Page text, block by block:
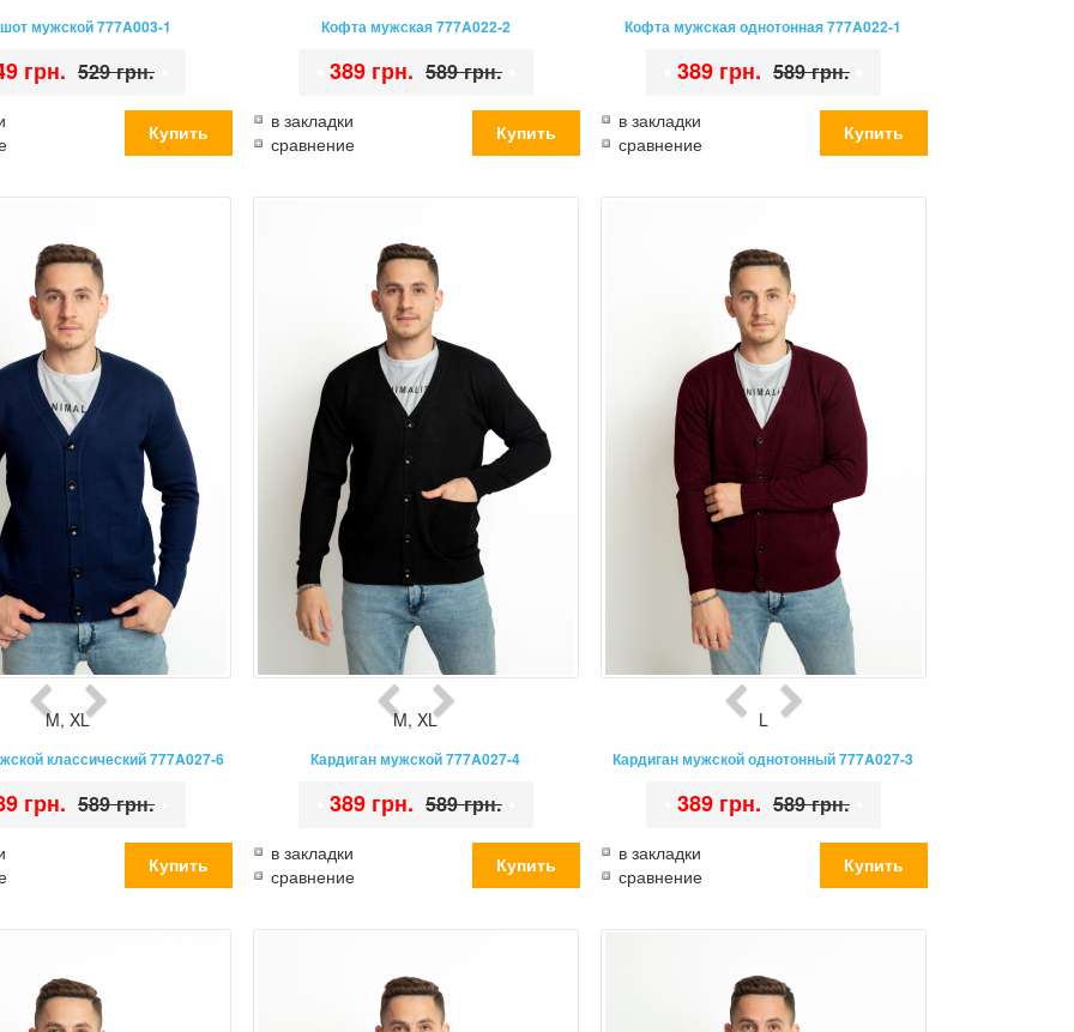
мужской 777A003-1
грн. 529 грн.
Кофта мужская 777A022-2
389 грн. 589 грн.
в закладки
сравнение
Кофта мужская однотонная 777A022-1
389 грн. 589 грн.
в закладки
сравнение
M,XL
классический 777A027-6
грн. 589 грн.
M,XL
Кардиган мужской 777A027-4
389 грн. 589 грн.
в закладки
сравнение
L
Кардиган мужской однотонный 777A027-3
389 грн. 589 грн.
в закладки
сравнение